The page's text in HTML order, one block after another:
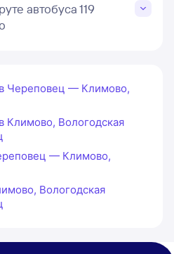
автобуса 119
Череповец — Климово,
Климово, Вологодская
— Климово,
Вологодская